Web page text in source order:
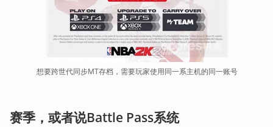
想要跨世代同步MT存档，需要玩家使用同一系主机的同一账号
赛季，或者说Battle Pass系统